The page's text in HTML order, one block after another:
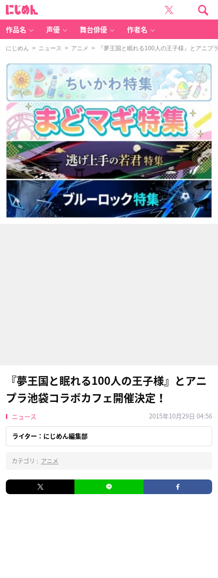
作品名 声優 舞台俳優 作者名
にじめん > ニュース > アニメ > 『夢王国と眠れる100人の王子様』とアニプ
『夢王国と眠れる100人の王子様』とアニ
プラ池袋コラボカフェ開催決定！
ニュース 2015年10月29日 04:56
ライター：にじめん編集部
カテゴリ : アニメ